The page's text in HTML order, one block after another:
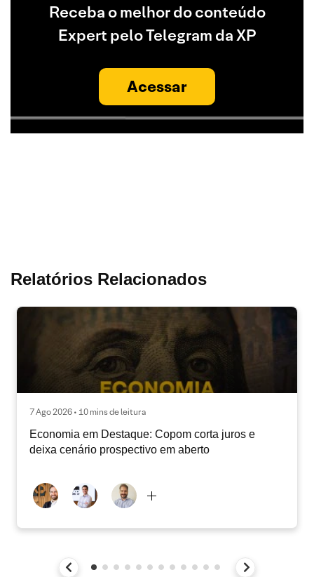
Receba o melhor do conteúdo
Expert pelo Telegram da XP
Acessar
Relatórios Relacionados
7 Ago 2026 • 10 mins de leitura
Economia em Destaque: Copom corta juros e
deixa cenário prospectivo em aberto